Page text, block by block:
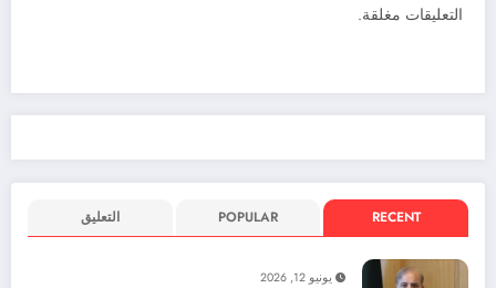
التعليقات مغلقة.
RECENT
POPULAR التعليق
يونيو 12, 2026